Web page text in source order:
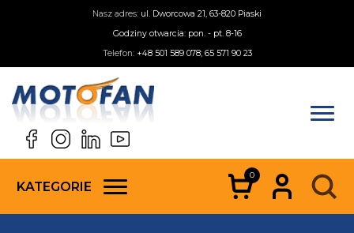
Nasz adres: ul. Dworcowa 21, 63-820 Piaski
Godziny otwarcia: pon. - pt. 8-16
Telefon: +48 501 589 078; 65 571 90 23
KATEGORIE
0